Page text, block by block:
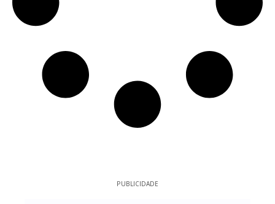
PUBLICIDADE